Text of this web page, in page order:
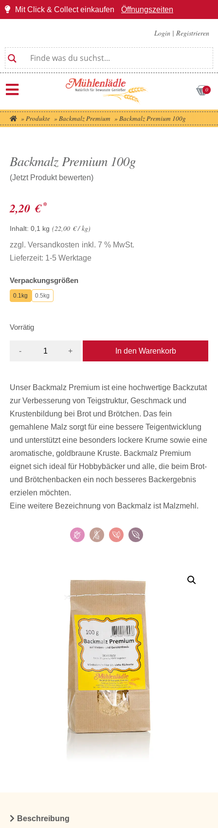
Mit Click & Collect einkaufen Öffnungszeiten
Login | Registrieren
0
» Produkte » Backmalz Premium » Backmalz Premium 100g
Backmalz Premium 100g
(Jetzt Produkt bewerten)
2,20 € *
Inhalt: 0,1 kg 22,00 €/kg
zzgl. Versandkosten inkl. 7 % MwSt.
Lieferzeit: 1-5 Werktage
Verpackungsgrößen
0.1kg 0.5kg
Vorrätig
- + In den Warenkorb
Unser Backmalz Premium ist eine hochwertige Backzutat
zur Verbesserung von Teigstruktur, Geschmack und
Krustenbildung bei Brot und Brötchen. Das fein
gemahlene Malz sorgt für eine bessere Teigentwicklung
und unterstützt eine besonders lockere Krume sowie eine
aromatische, goldbraune Kruste. Backmalz Premium
eignet sich ideal für Hobbybäcker und alle, die beim Brot-
und Brötchenbacken ein noch besseres Backergebnis
erzielen möchten.
Eine weitere Bezeichnung von Backmalz ist Malzmehl.
Beschreibung